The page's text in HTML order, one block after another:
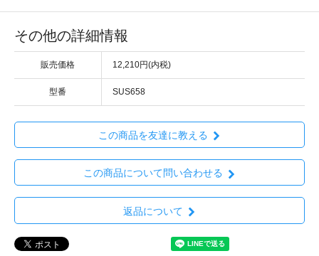
その他の詳細情報
販売価格 12,210円(内税)
型番 SUS658
この商品を友達に教える
この商品について問い合わせる
返品について